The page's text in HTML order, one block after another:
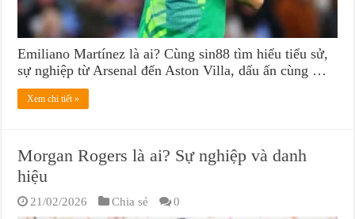
Emiliano Martínez là ai? Cùng sin88 tìm hiểu tiểu sử,
sự nghiệp từ Arsenal đến Aston Villa, dấu ấn cùng …
Xem chi tiết »
Morgan Rogers là ai? Sự nghiệp và danh
hiệu
21/02/2026 Chia sẻ 0